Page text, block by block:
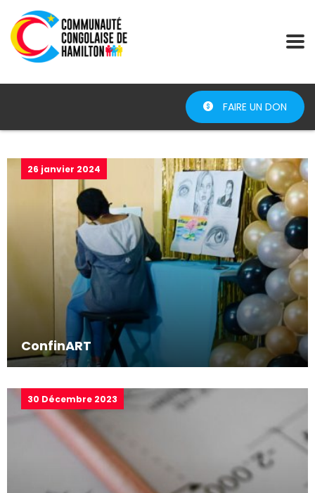
FAIRE UN DON
26 janvier 2024
ConfinART
30 Décembre 2023